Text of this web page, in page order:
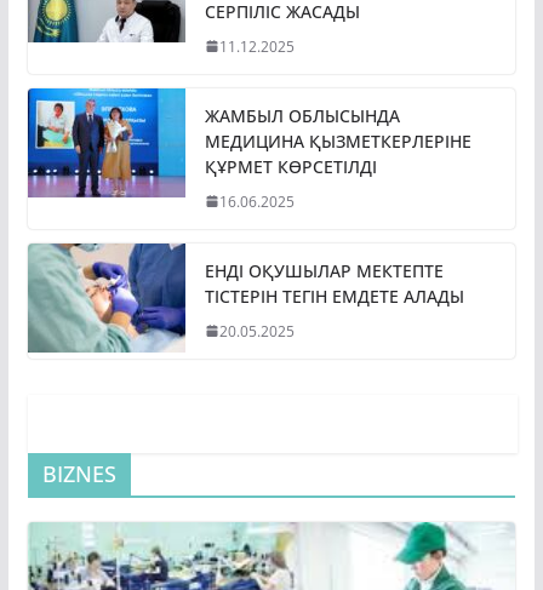
СЕРПІЛІС ЖАСАДЫ
11.12.2025
ЖАМБЫЛ ОБЛЫСЫНДА
МЕДИЦИНА ҚЫЗМЕТКЕРЛЕРІНЕ
ҚҰРМЕТ КӨРСЕТІЛДІ
16.06.2025
ЕНДІ ОҚУШЫЛАР МЕКТЕПТЕ
ТІСТЕРІН ТЕГІН ЕМДЕТЕ АЛАДЫ
20.05.2025
BIZNES